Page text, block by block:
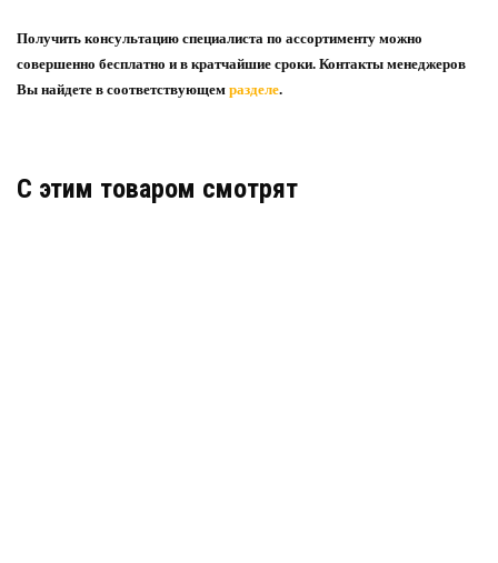
Получить консультацию специалиста по ассортименту можно
совершенно бесплатно и в кратчайшие сроки. Контакты менеджеров
Вы найдете в соответствующем разделе.
C этим товаром смотрят